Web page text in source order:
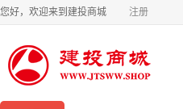
您好，欢迎来到建投商城 注册